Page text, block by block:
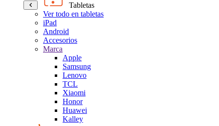
Tabletas
Ver todo en tabletas
iPad
Android
Accesorios
Marca
Apple
Samsung
Lenovo
TCL
Xiaomi
Honor
Huawei
Kalley